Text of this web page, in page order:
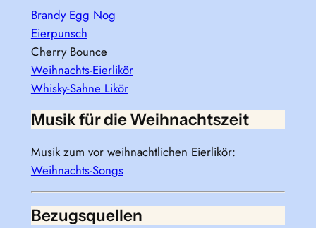
Brandy Egg Nog
Eierpunsch
Cherry Bounce
Weihnachts-Eierlikör
Whisky-Sahne Likör
Musik für die Weihnachtszeit
Musik zum vor weihnachtlichen Eierlikör:
Weihnachts-Songs
Bezugsquellen